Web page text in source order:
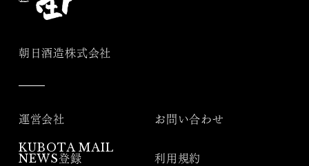
朝日酒造株式会社
運営会社 お問い合わせ
KUBOTA MAIL
NEWS登録
利用規約